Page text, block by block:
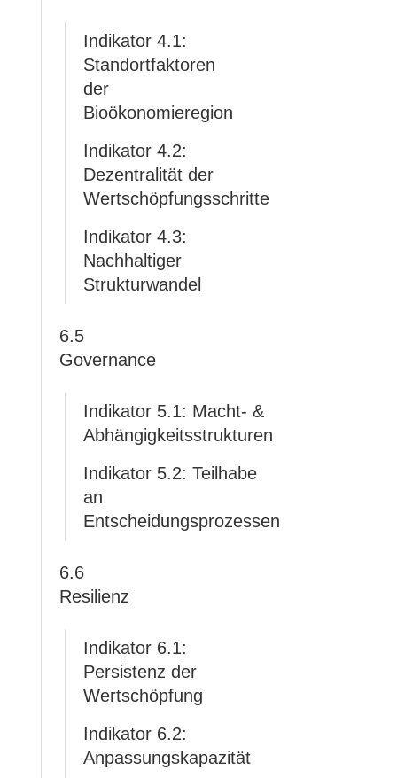
Indikator 4.1:
Standortfaktoren
der
Bioökonomieregion
Indikator 4.2:
Dezentralität der
Wertschöpfungsschritte
Indikator 4.3:
Nachhaltiger
Strukturwandel
6.5
Governance
Indikator 5.1: Macht- &
Abhängigkeitsstrukturen
Indikator 5.2: Teilhabe
an
Entscheidungsprozessen
6.6
Resilienz
Indikator 6.1:
Persistenz der
Wertschöpfung
Indikator 6.2:
Anpassungskapazität